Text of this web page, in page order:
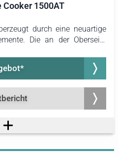
Cooker 1500AT
durch eine neuartige
Die an der Oberseite
leichter erreichbar und
des Geräts.